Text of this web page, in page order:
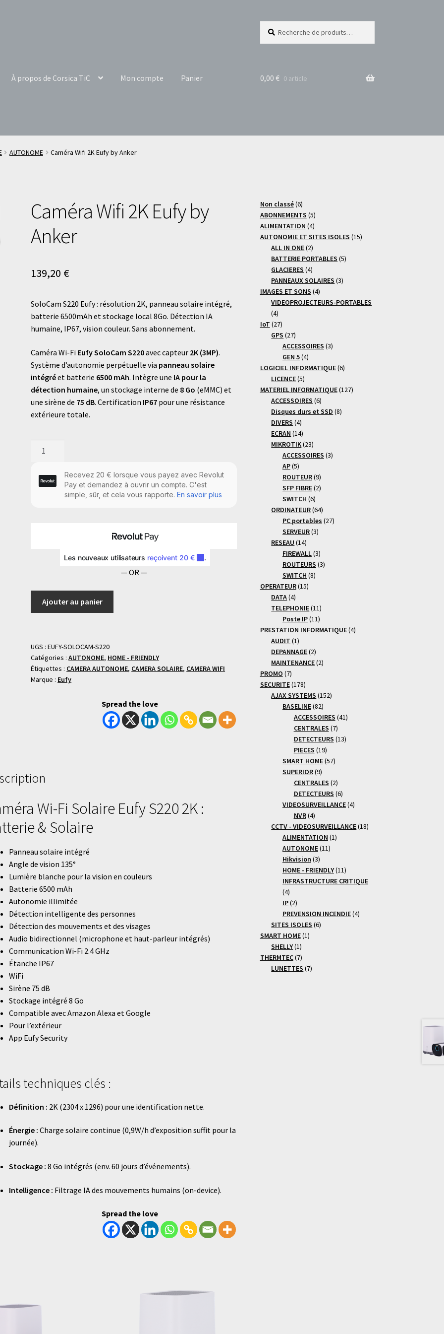
pour :
À propos de Corsica TiC Mon compte Panier 0,00 € 0 article
AUTONOME Caméra Wifi 2K Eufy by Anker
Caméra Wifi 2K Eufy by
Anker
139,20 €
SoloCam S220 Eufy : résolution 2K, panneau solaire intégré,
batterie 6500mAh et stockage local 8Go. Détection IA
humaine, IP67, vision couleur. Sans abonnement.
Caméra Wi-Fi Eufy SoloCam S220avec capteur 2K (3MP).
Système d’autonomie perpétuelle via panneau solaire
intégréet batterie 6500 mAh. Intègre une IA pour la
détection humaine, un stockage interne de 8 Go (eMMC) et
une sirène de 75 dB. Certification IP67 pour une résistance
extérieure totale.
Wifi
— OR —
Ajouter au panier
UGS :EUFY-SOLOCAM-S220
Catégories :AUTONOME, HOME - FRIENDLY
Étiquettes : CAMERA AUTONOME, CAMERA SOLAIRE, CAMERA WIFI
Marque : Eufy
Spread the love
Wi-Fi Solaire Eufy S220 2K :
& Solaire
Panneau solaire intégré
Angle de vision 135°
Lumière blanche pour la vision en couleurs
Batterie 6500 mAh
Autonomie illimitée
Détection intelligente des personnes
Détection des mouvements et des visages
Audio bidirectionnel (microphone et haut-parleur intégrés)
Communication Wi-Fi 2.4 GHz
Étanche IP67
WiFi
Sirène 75 dB
Stockage intégré 8 Go
Compatible avec Amazon Alexa et Google
Pour l’extérieur
App Eufy Security
techniques clés :
Définition : 2K (2304 x 1296) pour une identification nette.
Énergie : Charge solaire continue (0,9W/h d’exposition suffit pour la
journée).
Stockage : 8 Go intégrés (env. 60 jours d’événements).
Intelligence : Filtrage IA des mouvements humains (on-device).
Spread the love
Non classé 66
produits
ABONNEMENTS 55
produits
ALIMENTATION 44
produits
AUTONOMIE ET SITES ISOLES 1515
ALL IN ONE 22
produits
BATTERIE PORTABLES 55
GLACIERES 44
produits
PANNEAUX SOLAIRES 33
IMAGES ET SONS 44
produits
VIDEOPROJECTEURS-PORTABLES
44
produits
IoT 2727
produits
GPS 2727
produits
ACCESSOIRES 33
GEN 5 44
produits
LOGICIEL INFORMATIQUE 66
LICENCE 55
produits
MATERIEL INFORMATIQUE 127127
ACCESSOIRES 66
produits
Disques durs et SSD 88
DIVERS 44
produits
ECRAN 1414
produits
MIKROTIK 2323
produits
ACCESSOIRES 33
AP 55
produits
ROUTEUR 99
produits
SFP FIBRE 22
SWITCH 66
produits
ORDINATEUR 6464
produits
PC portables 2727
SERVEUR 33
RESEAU 1414
produits
FIREWALL 33
produits
ROUTEURS 33
SWITCH 88
OPERATEUR 1515
DATA 44
produits
TELEPHONIE 1111
produits
Poste IP 1111
produits
PRESTATION INFORMATIQUE 44
AUDIT 11
produit
DEPANNAGE 22
produits
MAINTENANCE 22
PROMO 77
produits
SECURITE 178178
produits
AJAX SYSTEMS 152152
BASELINE 8282
produits
ACCESSOIRES 4141
CENTRALES 77
produits
DETECTEURS 1313
PIECES 1919
produits
SMART HOME 5757
SUPERIOR 99
produits
CENTRALES 22
produits
DETECTEURS 66
produits
VIDEOSURVEILLANCE 44
NVR 44
produits
CCTV - VIDEOSURVEILLANCE 1818
ALIMENTATION 11
AUTONOME 1111
Hikvision 33
produits
HOME - FRIENDLY 1111
produits
INFRASTRUCTURE CRITIQUE
44
produits
IP 22
produits
PREVENSION INCENDIE 44
SITES ISOLES 66
SMART HOME 11
SHELLY 11
produit
THERMTEC 77
produits
LUNETTES 77